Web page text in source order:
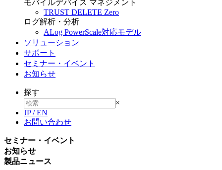
モバイルデバイス マネジメント
TRUST DELETE Zero
ログ解析・分析
ALog PowerScale対応モデル
ソリューション
サポート
セミナー・イベント
お知らせ
探す
×
JP/EN
お問い合わせ
セミナー・イベント
お知らせ
製品ニュース